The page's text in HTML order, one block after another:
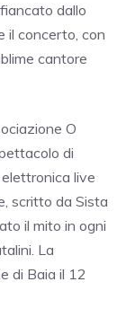
dallo
il concerto, con
cantore
O
di
live
scritto da Sista
il mito in ogni
La
di Baia il 12